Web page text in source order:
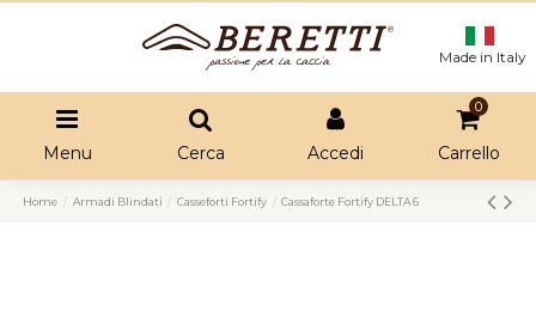
Made in Italy
Menu Cerca Accedi
0
Carrello
Home Armadi Blindati Casseforti Fortify Cassaforte Fortify DELTA 6